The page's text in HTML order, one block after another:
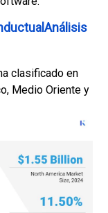
clasificado en
Medio Oriente y